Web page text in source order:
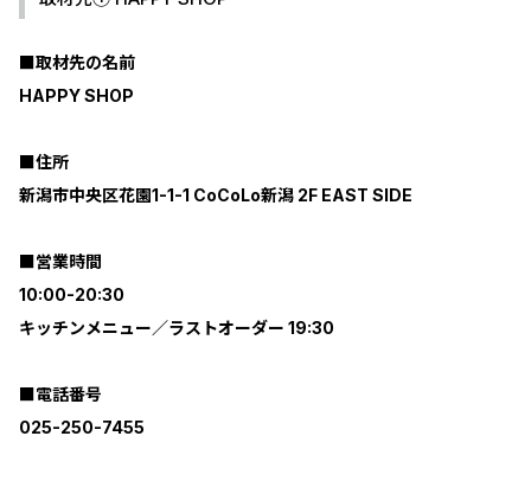
■取材先の名前
HAPPY SHOP
■住所
新潟市中央区花園1-1-1 CoCoLo新潟 2F EAST SIDE
■営業時間
10:00-20:30
キッチンメニュー／ラストオーダー 19:30
■電話番号
025-250-7455